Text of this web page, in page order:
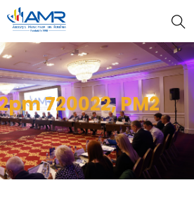
720022, PM2